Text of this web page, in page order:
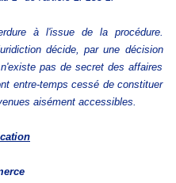
à l'issue de la procédure.
décide, par une décision
pas de secret des affaires
entre-temps cessé de constituer
aisément accessibles.